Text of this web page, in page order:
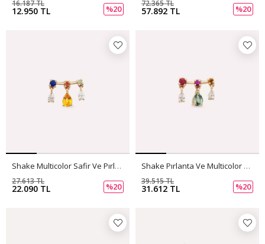
12.950 TL
16.187 TL
%20 57.892 TL
72.365 TL
%20
Shake Multicolor Safir Ve Pırlanta Taşlı Rose Altın Tek Küpe
22.090 TL
27.613 TL
%20
Shake Pırlanta Ve Multicolor Safir Taşlı Rose Altın Tek Küpe
31.612 TL
39.515 TL
%20